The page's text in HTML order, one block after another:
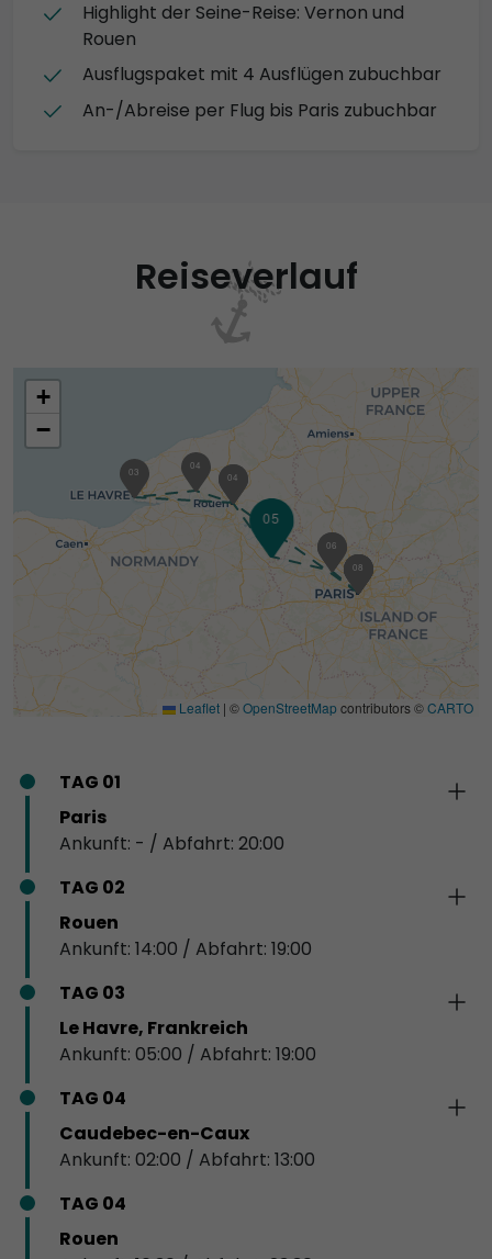
Highlight der Seine-Reise: Vernon und
Rouen
Ausflugspaket mit 4 Ausflügen zubuchbar
An-/Abreise per Flug bis Paris zubuchbar
Reiseverlauf
01
02
03
04
04
05
05
06
06
07
08
+
−
Leaflet | ©OpenStreetMapcontributors ©CARTO
TAG 01
Paris
Ankunft: - / Abfahrt: 20:00
TAG 02
Rouen
Ankunft: 14:00 / Abfahrt: 19:00
TAG 03
Le Havre, Frankreich
Ankunft: 05:00 / Abfahrt: 19:00
TAG 04
Caudebec-en-Caux
Ankunft: 02:00 / Abfahrt: 13:00
TAG 04
Rouen